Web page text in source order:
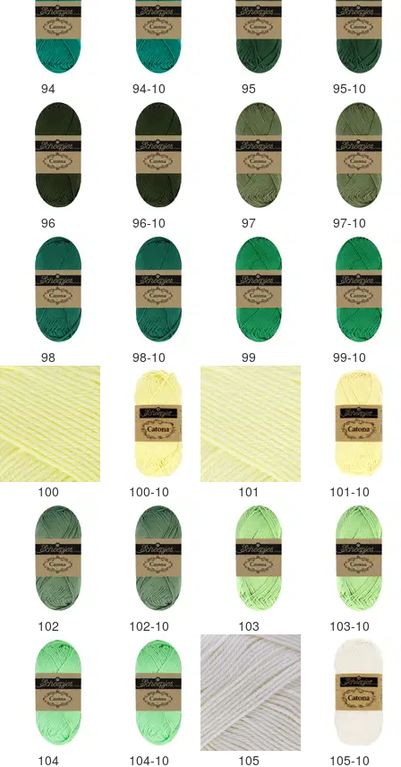
94 94-10 95 95-10
96 96-10 97 97-10
98 98-10 99 99-10
100 100-10 101 101-10
102 102-10 103 103-10
104 104-10 105 105-10